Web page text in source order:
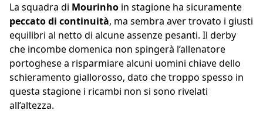
La squadra di Mourinho in stagione ha sicuramente
peccato di continuità, ma sembra aver trovato i giusti
equilibri al netto di alcune assenze pesanti. Il derby
che incombe domenica non spingerà l’allenatore
portoghese a risparmiare alcuni uomini chiave dello
schieramento giallorosso, dato che troppo spesso in
questa stagione i ricambi non si sono rivelati
all’altezza.